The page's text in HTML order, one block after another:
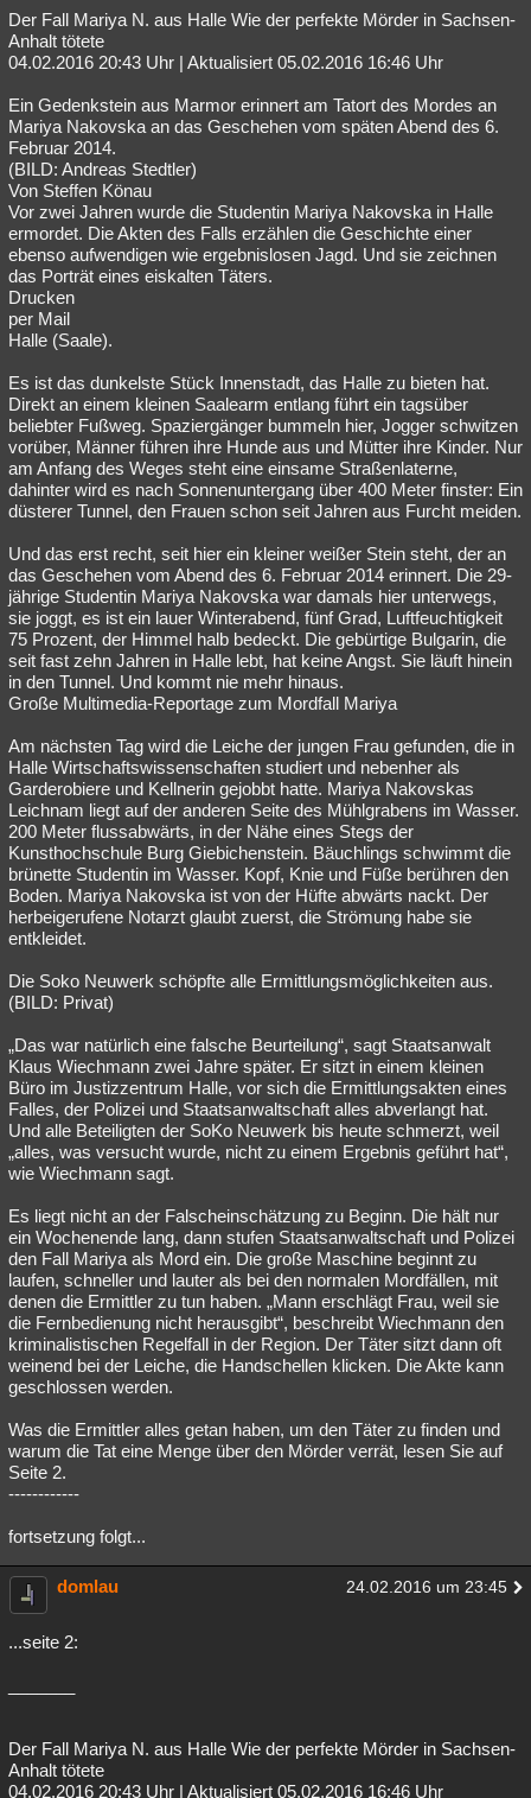
Der Fall Mariya N. aus Halle Wie der perfekte Mörder in Sachsen-
Anhalt tötete
04.02.2016 20:43 Uhr | Aktualisiert 05.02.2016 16:46 Uhr
Ein Gedenkstein aus Marmor erinnert am Tatort des Mordes an
Mariya Nakovska an das Geschehen vom späten Abend des 6.
Februar 2014.
(BILD: Andreas Stedtler)
Von Steffen Könau
Vor zwei Jahren wurde die Studentin Mariya Nakovska in Halle
ermordet. Die Akten des Falls erzählen die Geschichte einer
ebenso aufwendigen wie ergebnislosen Jagd. Und sie zeichnen
das Porträt eines eiskalten Täters.
Drucken
per Mail
Halle (Saale).
Es ist das dunkelste Stück Innenstadt, das Halle zu bieten hat.
Direkt an einem kleinen Saalearm entlang führt ein tagsüber
beliebter Fußweg. Spaziergänger bummeln hier, Jogger schwitzen
vorüber, Männer führen ihre Hunde aus und Mütter ihre Kinder. Nur
am Anfang des Weges steht eine einsame Straßenlaterne,
dahinter wird es nach Sonnenuntergang über 400 Meter finster: Ein
düsterer Tunnel, den Frauen schon seit Jahren aus Furcht meiden.
Und das erst recht, seit hier ein kleiner weißer Stein steht, der an
das Geschehen vom Abend des 6. Februar 2014 erinnert. Die 29-
jährige Studentin Mariya Nakovska war damals hier unterwegs,
sie joggt, es ist ein lauer Winterabend, fünf Grad, Luftfeuchtigkeit
75 Prozent, der Himmel halb bedeckt. Die gebürtige Bulgarin, die
seit fast zehn Jahren in Halle lebt, hat keine Angst. Sie läuft hinein
in den Tunnel. Und kommt nie mehr hinaus.
Große Multimedia-Reportage zum Mordfall Mariya
Am nächsten Tag wird die Leiche der jungen Frau gefunden, die in
Halle Wirtschaftswissenschaften studiert und nebenher als
Garderobiere und Kellnerin gejobbt hatte. Mariya Nakovskas
Leichnam liegt auf der anderen Seite des Mühlgrabens im Wasser.
200 Meter flussabwärts, in der Nähe eines Stegs der
Kunsthochschule Burg Giebichenstein. Bäuchlings schwimmt die
brünette Studentin im Wasser. Kopf, Knie und Füße berühren den
Boden. Mariya Nakovska ist von der Hüfte abwärts nackt. Der
herbeigerufene Notarzt glaubt zuerst, die Strömung habe sie
entkleidet.
Die Soko Neuwerk schöpfte alle Ermittlungsmöglichkeiten aus.
(BILD: Privat)
„Das war natürlich eine falsche Beurteilung“, sagt Staatsanwalt
Klaus Wiechmann zwei Jahre später. Er sitzt in einem kleinen
Büro im Justizzentrum Halle, vor sich die Ermittlungsakten eines
Falles, der Polizei und Staatsanwaltschaft alles abverlangt hat.
Und alle Beteiligten der SoKo Neuwerk bis heute schmerzt, weil
„alles, was versucht wurde, nicht zu einem Ergebnis geführt hat“,
wie Wiechmann sagt.
Es liegt nicht an der Falscheinschätzung zu Beginn. Die hält nur
ein Wochenende lang, dann stufen Staatsanwaltschaft und Polizei
den Fall Mariya als Mord ein. Die große Maschine beginnt zu
laufen, schneller und lauter als bei den normalen Mordfällen, mit
denen die Ermittler zu tun haben. „Mann erschlägt Frau, weil sie
die Fernbedienung nicht herausgibt“, beschreibt Wiechmann den
kriminalistischen Regelfall in der Region. Der Täter sitzt dann oft
weinend bei der Leiche, die Handschellen klicken. Die Akte kann
geschlossen werden.
Was die Ermittler alles getan haben, um den Täter zu finden und
warum die Tat eine Menge über den Mörder verrät, lesen Sie auf
Seite 2.
------------
fortsetzung folgt...
domlau 24.02.2016 um 23:45
...seite 2:
Der Fall Mariya N. aus Halle Wie der perfekte Mörder in Sachsen-
Anhalt tötete
04.02.2016 20:43 Uhr | Aktualisiert 05.02.2016 16:46 Uhr